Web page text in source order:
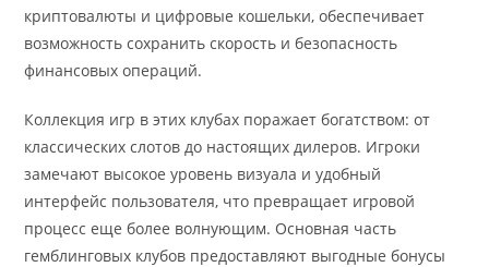
криптовалюты и цифровые кошельки, обеспечивает
возможность сохранить скорость и безопасность
финансовых операций.
Коллекция игр в этих клубах поражает богатством: от
классических слотов до настоящих дилеров. Игроки
замечают высокое уровень визуала и удобный
интерфейс пользователя, что превращает игровой
процесс еще более волнующим. Основная часть
гемблинговых клубов предоставляют выгодные бонусы